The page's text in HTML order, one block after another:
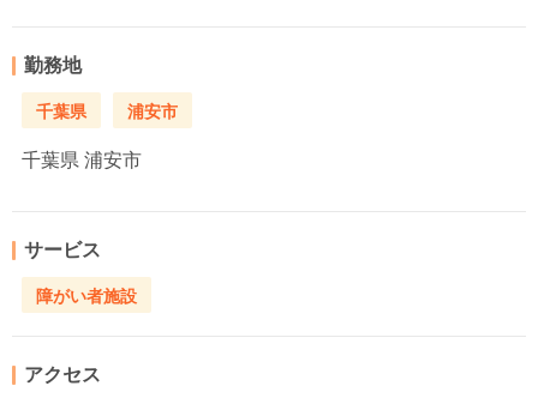
勤務地
千葉県 浦安市
千葉県 浦安市
サービス
障がい者施設
アクセス